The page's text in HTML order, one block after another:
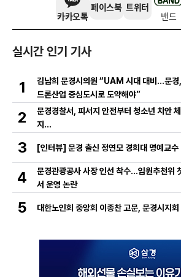
카카오톡
페이스북 트위터
밴드
실시간 인기 기사
1
김남희 문경시의원 “UAM 시대 대비…문경
드론산업 중심도시로 도약해야”
2
문경경찰서, 피서지 안전부터 청소년 치안
지…
3 [인터뷰] 문경 출신 정연모 경희대 명예교수
4
문경관광공사 사장 인선 착수…임원추천위
서 운영 논란
5 대한노인회 중앙회 이종찬 고문, 문경시지회